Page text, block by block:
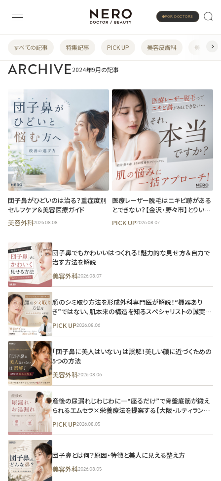
FOR DOCTORS
すべての記事 特集記事 PICK UP 美容皮膚科 美容婦人
ARCHIVE2024年9月の記事
団子鼻がひどいのは治る？重症度別
セルフケア＆美容医療ガイド
美容外科2026.08.08
医療レーザー脱毛はニキビ跡がある
とできない？【金沢・野々市】とりい皮
膚科クリニックのレーザー脱毛で長
年の悩みに効果的にアプローチ
PICK UP2026.08.07
団子鼻でもかわいいはつくれる！魅力的な見せ方＆自力で
治す方法を解説
美容外科2026.08.07
顔のシミ取り方法を形成外科専門医が解説！“機器あり
き”ではない、肌本来の構造を知るスペシャリストの誠実な
PICK UP2026.08.06
「団子鼻に美人はいない」は誤解！美しい顔に近づくための
5つの方法
美容外科2026.08.06
産後の尿漏れじわじわに―“座るだけ”で骨盤底筋が鍛え
られるエムセラ×栄養療法を提案する【大阪・ルティランス
PICK UP2026.08.05
団子鼻とは何？原因・特徴と美人に見える整え方
美容外科2026.08.05